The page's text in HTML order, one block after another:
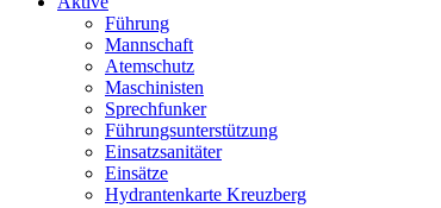
Führung
Mannschaft
Atemschutz
Maschinisten
Sprechfunker
Führungsunterstützung
Einsatzsanitäter
Einsätze
Hydrantenkarte Kreuzberg